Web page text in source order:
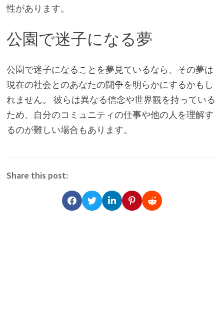
性があります。
公園で迷子になる夢
公園で迷子になることを夢見ているなら、その夢は
現在の社会とのあなたの闘争を明らかにするかもし
れません。 彼らは異なる信念や世界観を持っている
ため、自分のコミュニティの仕事や他の人を理解す
るのが難しい場合もあります。
Share this post: